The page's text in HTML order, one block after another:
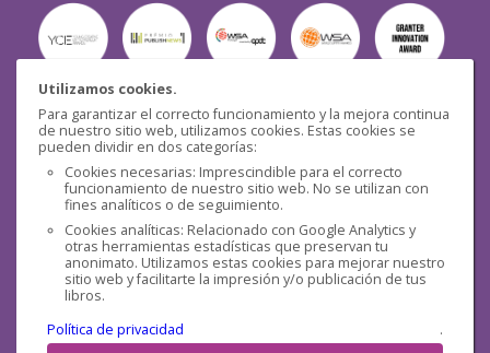
Utilizamos cookies.
Para garantizar el correcto funcionamiento y la mejora continua
de nuestro sitio web, utilizamos cookies. Estas cookies se
pueden dividir en dos categorías:
Cookies necesarias: Imprescindible para el correcto
funcionamiento de nuestro sitio web. No se utilizan con
fines analíticos o de seguimiento.
Cookies analíticas: Relacionado con Google Analytics y
otras herramientas estadísticas que preservan tu
anonimato. Utilizamos estas cookies para mejorar nuestro
sitio web y facilitarte la impresión y/o publicación de tus
libros.
Política de privacidad
.
Seguridad
Redes sociales